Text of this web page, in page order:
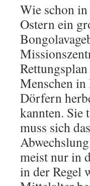
Wie schon
Ostern ein
Menschen in
Dörfern
kannten. Sie
muss sich
meist nur in
in der Regel